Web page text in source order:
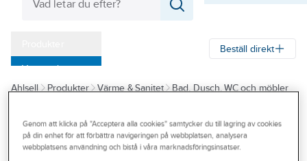
Varumärken
Kampanjer
Branscher
Beställ direkt
Ahlsell Produkter Värme & Sanitet
Bad, Dusch, WC och möbler
Reservdelar blandare
Reservdelar Mora termostatblandare
Genom att klicka på "Acceptera alla cookies" samtycker du till lagring av cookies
på din enhet för att förbättra navigeringen på webbplatsen, analysera
webbplatsens användning och bistå i våra marknadsföringsinsatser.